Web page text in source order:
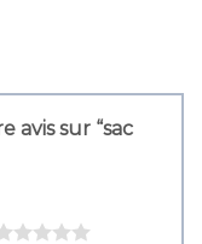
avis sur “sac